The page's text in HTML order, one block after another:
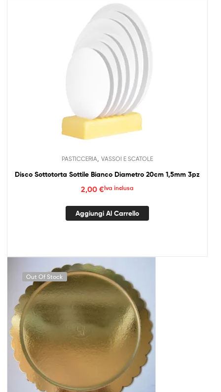
PASTICCERIA VASSOI E SCATOLE
Disco Sottotorta Sottile Bianco Diametro 20cm 1,5mm 3pz
2,00 €Iva inclusa
Aggiungi Al Carrello
Out Of Stock